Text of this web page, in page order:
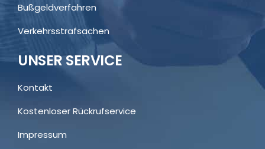
Bußgeldverfahren
Verkehrsstrafsachen
UNSER SERVICE
Kontakt
Kostenloser Rückrufservice
Impressum